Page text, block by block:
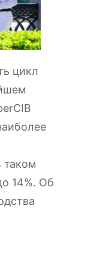
цикл
таком
14%. Об